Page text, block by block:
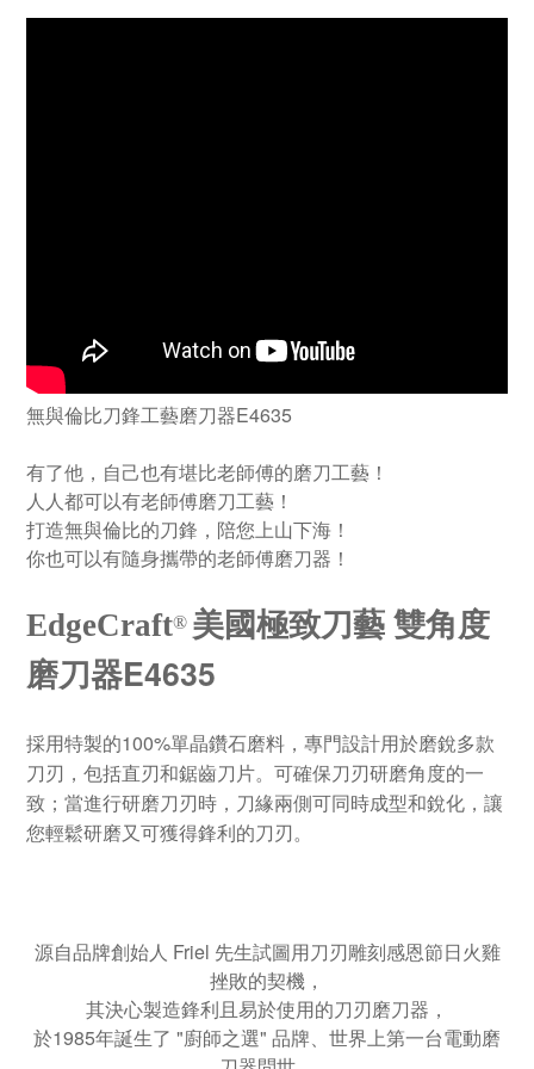
無與倫比刀鋒工藝磨刀器E4635
有了他，自己也有堪比老師傅的磨刀工藝！
人人都可以有老師傅磨刀工藝！
打造無與倫比的刀鋒，陪您上山下海！
你也可以有隨身攜帶的老師傅磨刀器！
EdgeCraft® 美國極致刀藝 雙角度
磨刀器E4635
採用特製的100%單晶鑽石磨料，專門設計用於磨銳多款
刀刃，包括直刃和鋸齒刀片。可確保刀刃研磨角度的一
致；當進行研磨刀刃時，刀緣兩側可同時成型和銳化，讓
您輕鬆研磨又可獲得鋒利的刀刃。
源自品牌創始人 Friel 先生試圖用刀刃雕刻感恩節日火雞
挫敗的契機，
其決心製造鋒利且易於使用的刀刃磨刀器，
於1985年誕生了 "廚師之選" 品牌、世界上第一台電動磨